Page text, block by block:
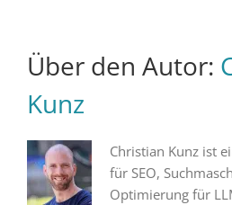
Über den Autor:
Kunz
Christian Kunz ist
für SEO,
Optimierung für